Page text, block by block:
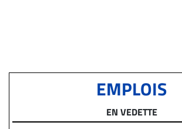
EMPLOIS
EN VEDETTE